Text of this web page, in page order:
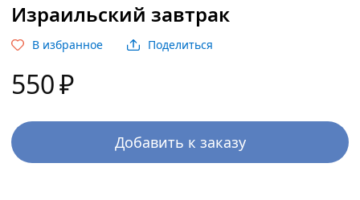
Израильский завтрак
В избранное Поделиться
550₽
Добавить к заказу